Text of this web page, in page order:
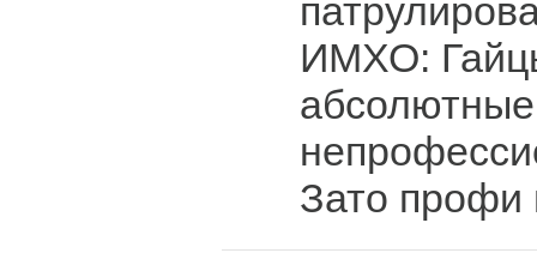
ИМХО:
абсолютные
Зато профи